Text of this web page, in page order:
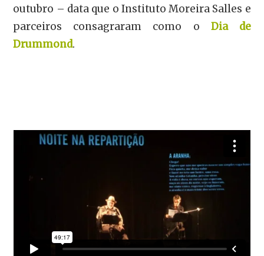
outubro – data que o Instituto Moreira Salles e
parceiros consagraram como o Dia de
Drummond.